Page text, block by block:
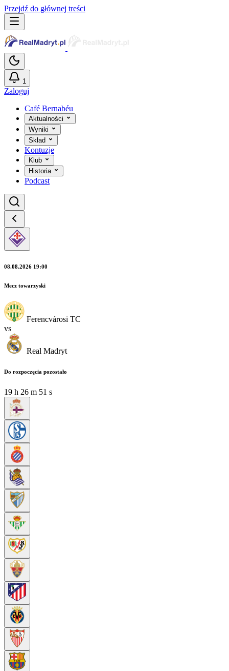
Przejdź do głównej treści
1
Zaloguj
Café Bernabéu
Aktualności
Wyniki
Skład
Kontuzje
Klub
Historia
Podcast
08.08.2026 19:00
Mecz towarzyski
Ferencvárosi TC
vs
Real Madryt
Do rozpoczęcia pozostało
19 h 26 m 50 s